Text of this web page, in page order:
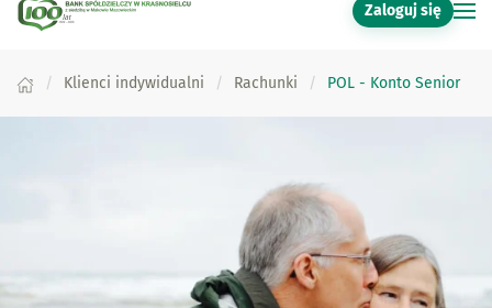
Zaloguj się
Klienci indywidualni Rachunki POL - Konto Senior